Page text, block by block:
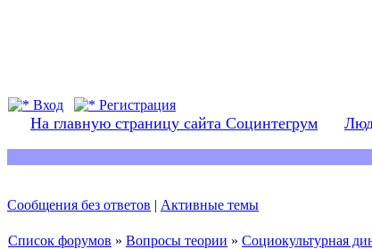
Вход
Регистрация
На главную страницу сайта Социнтегрум
Сообщения без ответов | Активные темы
Список форумов » Вопросы теории » Социокультурная